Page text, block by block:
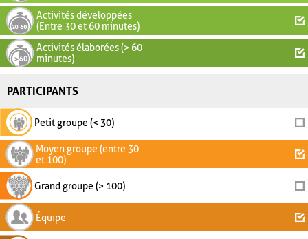
Activités développées
(Entre 30 et 60 minutes)
Activités élaborées (> 60
minutes)
PARTICIPANTS
Petit groupe (< 30)
Moyen groupe (entre 30
et 100)
Grand groupe (> 100)
Équipe